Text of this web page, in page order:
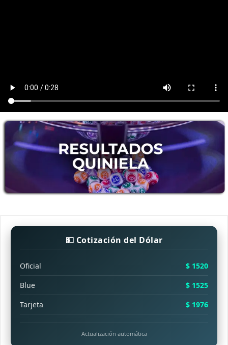
💵 Cotización del Dólar
Oficial
$ 1520
Blue
$ 1525
Tarjeta
$ 1976
Actualización automática